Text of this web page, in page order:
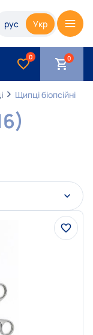
рус Укр
0
Щипці біопсійні